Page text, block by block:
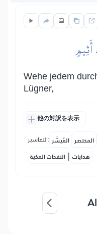
Wehe jedem
Lügner,
他の対訳を表示
التفاسير: المُيسَّر المختصر
النفحات المكية | هدايات